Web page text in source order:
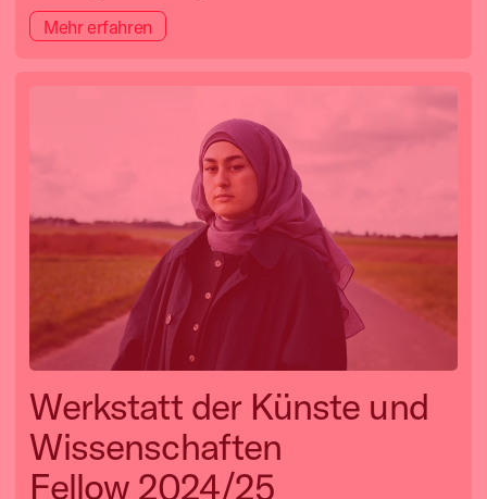
Mehr erfahren
Werkstatt der Künste und
Wissenschaften
Fellow 2024/25